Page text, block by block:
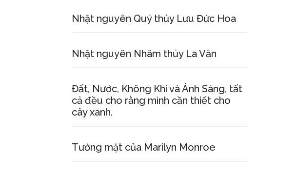
Nhật nguyên Quý thủy Lưu Đức Hoa
Nhật nguyên Nhâm thủy La Văn
Đất, Nước, Không Khí và Ánh Sáng, tất
cả đều cho rằng mình cần thiết cho
cây xanh.
Tướng mặt của Marilyn Monroe